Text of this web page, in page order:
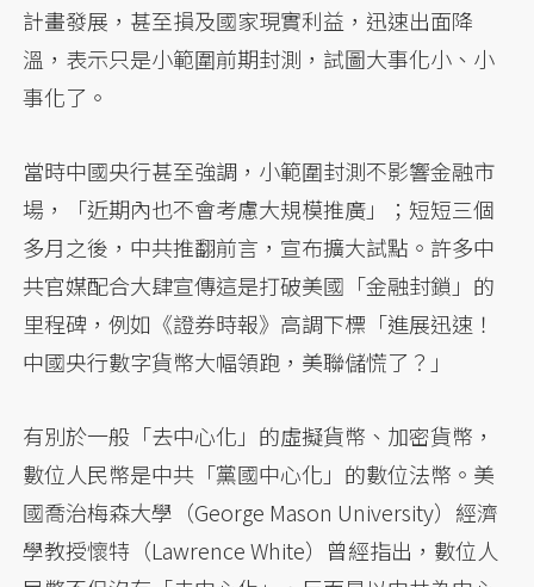
計畫發展，甚至損及國家現實利益，迅速出面降
溫，表示只是小範圍前期封測，試圖大事化小、小
事化了。
當時中國央行甚至強調，小範圍封測不影響金融市
場，「近期內也不會考慮大規模推廣」；短短三個
多月之後，中共推翻前言，宣布擴大試點。許多中
共官媒配合大肆宣傳這是打破美國「金融封鎖」的
里程碑，例如《證券時報》高調下標「進展迅速！
中國央行數字貨幣大幅領跑，美聯儲慌了？」
有別於一般「去中心化」的虛擬貨幣、加密貨幣，
數位人民幣是中共「黨國中心化」的數位法幣。美
國喬治梅森大學（George Mason University）經濟
學教授懷特（Lawrence White）曾經指出，數位人